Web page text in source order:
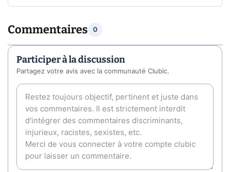
Commentaires 0
Participer à la discussion
Partagez votre avis avec la communauté Clubic.